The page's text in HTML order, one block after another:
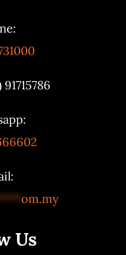
om.my
Us